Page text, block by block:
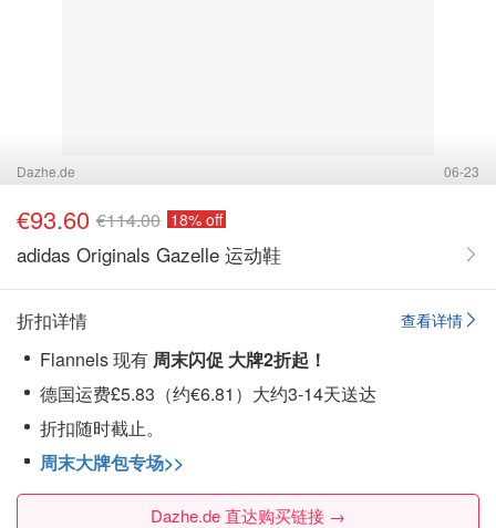
Dazhe.de 06-23
€93.60 €114.00 18% off
adidas Originals Gazelle 运动鞋
查看详情
折扣详情
Flannels 现有 周末闪促 大牌2折起！
德国运费£5.83（约€6.81）大约3-14天送达
折扣随时截止。
周末大牌包专场>>
Dazhe.de 直达购买链接 →